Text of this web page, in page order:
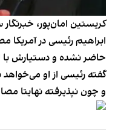
کریستین امان‌پور، خبرنگار
ابراهیم رئیسی در آمریکا
حاضر نشده و دستیارش با
گفته رئیسی از او
و چون نپذیرفته نهایتا